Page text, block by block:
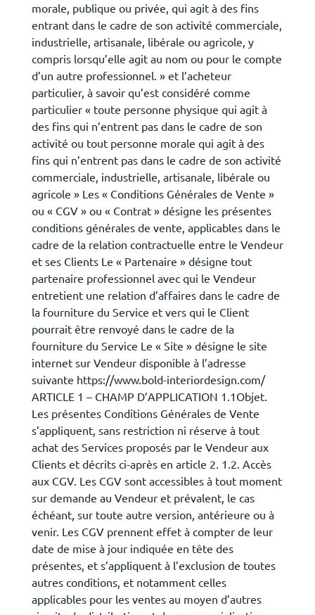
morale, publique ou privée, qui agit à des fins
entrant dans le cadre de son activité commerciale,
industrielle, artisanale, libérale ou agricole, y
compris lorsqu’elle agit au nom ou pour le compte
d’un autre professionnel. » et l’acheteur
particulier, à savoir qu’est considéré comme
particulier « toute personne physique qui agit à
des fins qui n’entrent pas dans le cadre de son
activité ou tout personne morale qui agit à des
fins qui n’entrent pas dans le cadre de son activité
commerciale, industrielle, artisanale, libérale ou
agricole » Les « Conditions Générales de Vente »
ou « CGV » ou « Contrat » désigne les présentes
conditions générales de vente, applicables dans le
cadre de la relation contractuelle entre le Vendeur
et ses Clients Le « Partenaire » désigne tout
partenaire professionnel avec qui le Vendeur
entretient une relation d’affaires dans le cadre de
la fourniture du Service et vers qui le Client
pourrait être renvoyé dans le cadre de la
fourniture du Service Le « Site » désigne le site
internet sur Vendeur disponible à l’adresse
suivante https://www.bold-interiordesign.com/
ARTICLE 1 – CHAMP D’APPLICATION 1.1Objet.
Les présentes Conditions Générales de Vente
s’appliquent, sans restriction ni réserve à tout
achat des Services proposés par le Vendeur aux
Clients et décrits ci-après en article 2. 1.2. Accès
aux CGV. Les CGV sont accessibles à tout moment
sur demande au Vendeur et prévalent, le cas
échéant, sur toute autre version, antérieure ou à
venir. Les CGV prennent effet à compter de leur
date de mise à jour indiquée en tête des
présentes, et s’appliquent à l’exclusion de toutes
autres conditions, et notamment celles
applicables pour les ventes au moyen d’autres